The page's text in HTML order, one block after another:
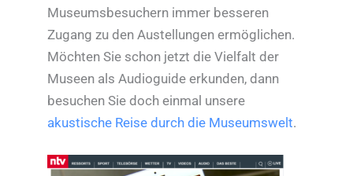
Museumsbesuchern immer besseren
Zugang zu den Austellungen ermöglichen.
Möchten Sie schon jetzt die Vielfalt der
Museen als Audioguide erkunden, dann
besuchen Sie doch einmal unsere
akustische Reise durch die Museumswelt.